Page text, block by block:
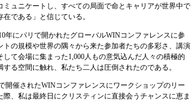
ミュニケートし、すべての局面で命とキャリアが世界中で
である」と信じている。
年にパリで開かれたグローバルWINコンファレンスに参
トの規模や世界の隅々から来た参加者たちの多彩さ、講演
して会場に集まった1,000人もの意気込んだ人々の積極的
る空間に触れ、私たち二人は圧倒されたのである。
開催されたWINコンファレンスにワークショップのリー
際、私は最終日にクリスティンに直接会うチャンスに恵ま